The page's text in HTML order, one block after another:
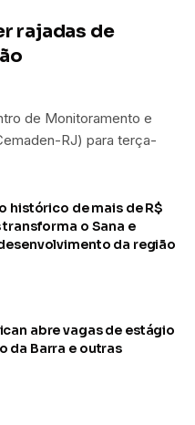
rajadas de
de Monitoramento e
RJ) para terça-
histórico de mais de R$
transforma o Sana e
da região
abre vagas de estágio
da Barra e outras